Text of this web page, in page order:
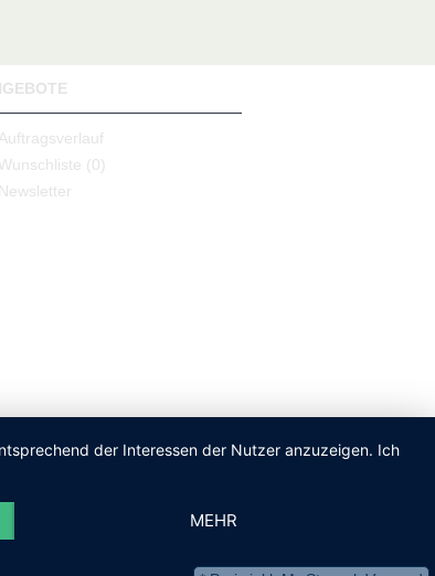
Auftragsverlauf
Wunschliste (0)
Newsletter
der Interessen der Nutzer anzuzeigen. Ich
MEHR